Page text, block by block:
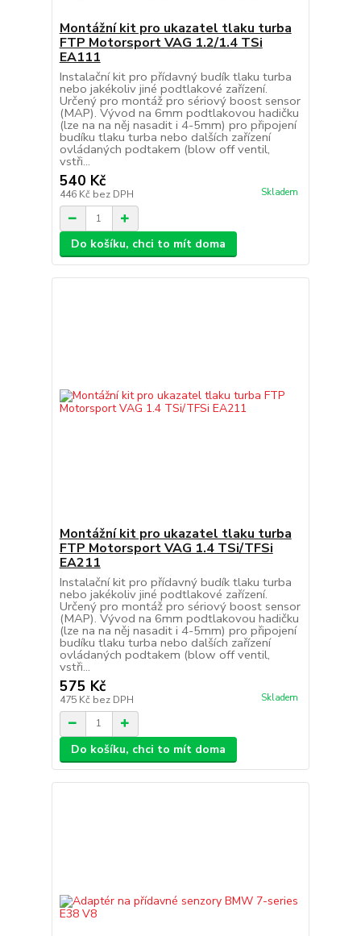
Montážní kit pro ukazatel tlaku turba
FTP Motorsport VAG 1.2/1.4 TSi
EA111
Instalační kit pro přídavný budík tlaku turba
nebo jakékoliv jiné podtlakové zařízení.
Určený pro montáž pro sériový boost sensor
(MAP). Vývod na 6mm podtlakovou hadičku
(lze na na něj nasadit i 4-5mm) pro připojení
budíku tlaku turba nebo dalších zařízení
ovládaných podtakem (blow off ventil,
vstři...
540 Kč
446 Kč bez DPH Skladem
Do košíku, chci to mít doma
Montážní kit pro ukazatel tlaku turba
FTP Motorsport VAG 1.4 TSi/TFSi
EA211
Instalační kit pro přídavný budík tlaku turba
nebo jakékoliv jiné podtlakové zařízení.
Určený pro montáž pro sériový boost sensor
(MAP). Vývod na 6mm podtlakovou hadičku
(lze na na něj nasadit i 4-5mm) pro připojení
budíku tlaku turba nebo dalších zařízení
ovládaných podtakem (blow off ventil,
vstři...
575 Kč
475 Kč bez DPH Skladem
Do košíku, chci to mít doma